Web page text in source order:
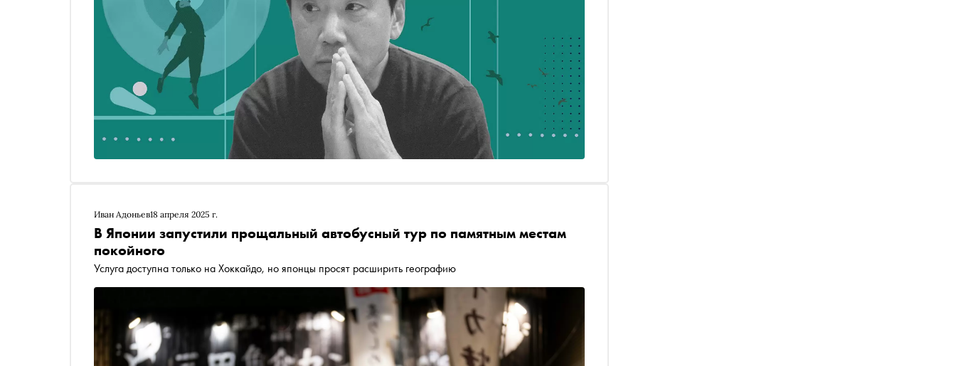
Иван Адоньев18 апреля 2025 г.
В Японии запустили прощальный автобусный тур по памятным местам
покойного
Услуга доступна только на Хоккайдо, но японцы просят расширить географию